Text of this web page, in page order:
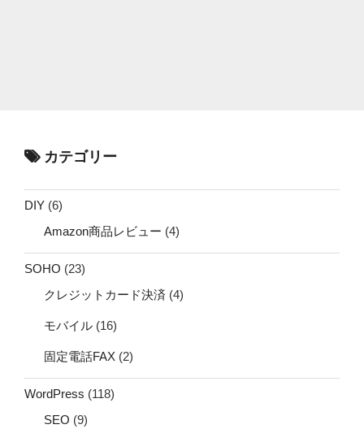
カテゴリー
DIY (6)
Amazon商品レビュー (4)
SOHO (23)
クレジットカード決済 (4)
モバイル (16)
固定電話FAX (2)
WordPress (118)
SEO (9)